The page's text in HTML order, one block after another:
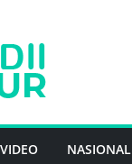
VIDEO NASIONAL